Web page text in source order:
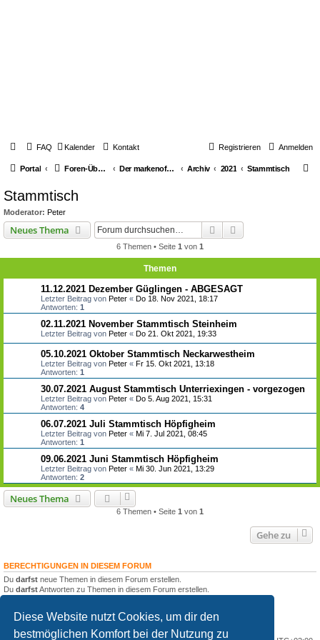
Diese Website nutzt Cookies, um dir den
bestmöglichen Komfort bei der Nutzung zu
FAQ Kalender Kontakt Anmelden
Registrieren
Portal Foren-Übersicht Der markenoffene Z-Stammtisch für Youngtimerbiker Archiv 2021 Stammtisch
Stammtisch
Moderator: Peter
Neues Thema Suche
6 Themen • Seite 1 von 1
Themen
11.12.2021 Dezember Güglingen - ABGESAGT
Letzter Beitrag von Peter « Do 18. Nov 2021, 18:17
Antworten: 1
02.11.2021 November Stammtisch Steinheim
Letzter Beitrag von Peter « Do 21. Okt 2021, 19:33
05.10.2021 Oktober Stammtisch Neckarwestheim
Letzter Beitrag von Peter « Fr 15. Okt 2021, 13:18
Antworten: 1
30.07.2021 August Stammtisch Unterriexingen - vorgezogen
Letzter Beitrag von Peter « Do 5. Aug 2021, 15:31
Antworten: 4
06.07.2021 Juli Stammtisch Höpfigheim
Letzter Beitrag von Peter « Mi 7. Jul 2021, 08:45
Antworten: 1
09.06.2021 Juni Stammtisch Höpfigheim
Letzter Beitrag von Peter « Mi 30. Jun 2021, 13:29
Antworten: 2
Neues Thema
6 Themen • Seite 1 von 1
Gehe zu
BERECHTIGUNGEN IN DIESEM FORUM
Du darfst neue Themen in diesem Forum erstellen.
Du darfstAntworten zu Themen in diesem Forum erstellen.
Du darfstkeineDateianhänge in diesem Forum erstellen.